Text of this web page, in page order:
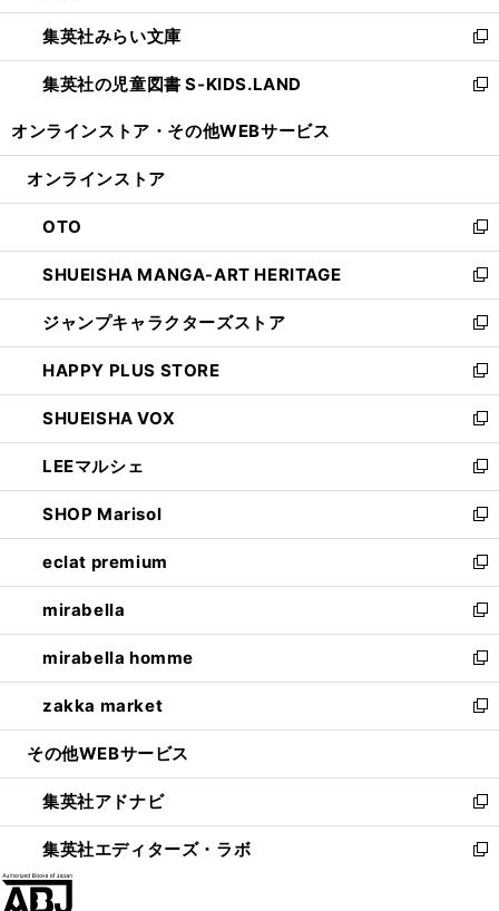
開
く
ウ
で
開
く
ン
ド
ウ
で
ウ
ィ
ン
ド
開
集英社みらい文庫
新
し
い
ン
ウ
で
開
く
集英社の児童図書 S-KIDS.LAND
新
ウ
ン
ド
ウ
で
開
く
オンラインストア・ その他WEBサービス
オンラインストア
OTO
新
し
い
ウ
ィ
ン
ド
ウ
で
開
く
SHUEISHA MANGA-ART HERITAGE
新
し
い
ウ
ィ
ン
ド
ウ
で
開
く
ジャンプキャラクターズストア
新
し
い
ウ
ィ
ン
ド
ウ
で
開
く
HAPPY PLUS STORE
新
し
い
ウ
ィ
ン
ド
ウ
で
開
く
SHUEISHA VOX
新
し
い
ウ
ィ
ン
ド
ウ
で
開
く
LEEマルシェ
新
し
い
ウ
ィ
ン
ド
ウ
で
開
く
SHOP Marisol
新
し
い
ウ
ィ
ン
ド
ウ
で
開
eclat premium
新
し
い
ウ
ィ
ン
ド
ウ
開
く
mirabella
新
し
い
ウ
ィ
ン
ウ
で
開
く
mirabella homme
新
し
い
ウ
ン
ド
ウ
で
zakka market
新
し
ウ
ィ
ン
ド
その他WEBサービス
集英社アドナビ
新
し
い
集英社エディターズ・ラボ
新